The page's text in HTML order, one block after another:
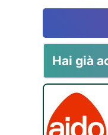
Hai già